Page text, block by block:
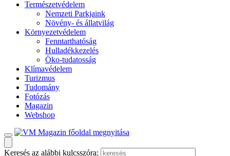
Természetvédelem
Nemzeti Parkjaink
Növény- és állatvilág
Környezetvédelem
Fenntarthatóság
Hulladékkezelés
Öko-tudatosság
Klímavédelem
Turizmus
Tudomány
Fotózás
Magazin
Webshop
Keresés az alábbi kulcsszóra: